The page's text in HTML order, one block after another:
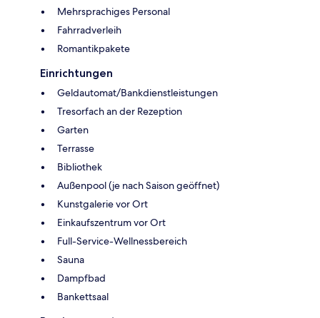
Mehrsprachiges Personal
Fahrradverleih
Romantikpakete
Einrichtungen
Geldautomat/Bankdienstleistungen
Tresorfach an der Rezeption
Garten
Terrasse
Bibliothek
Außenpool (je nach Saison geöffnet)
Kunstgalerie vor Ort
Einkaufszentrum vor Ort
Full-Service-Wellnessbereich
Sauna
Dampfbad
Bankettsaal